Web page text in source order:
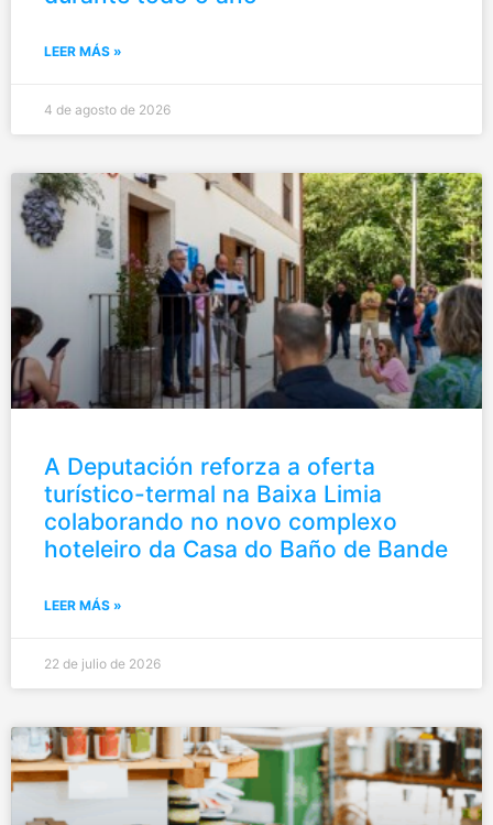
LEER MÁS »
4 de agosto de 2026
A Deputación reforza a oferta
turístico-termal na Baixa Limia
colaborando no novo complexo
hoteleiro da Casa do Baño de Bande
LEER MÁS »
22 de julio de 2026